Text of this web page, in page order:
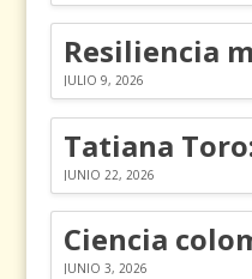
JULIO 9, 2026
JUNIO 22, 2026
JUNIO 3, 2026